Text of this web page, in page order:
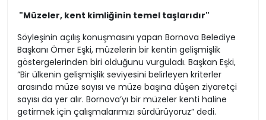
"Müzeler, kent kimliğinin temel taşlarıdır"
Söyleşinin açılış konuşmasını yapan Bornova Belediye
Başkanı Ömer Eşki, müzelerin bir kentin gelişmişlik
göstergelerinden biri olduğunu vurguladı. Başkan Eşki,
“Bir ülkenin gelişmişlik seviyesini belirleyen kriterler
arasında müze sayısı ve müze başına düşen ziyaretçi
sayısı da yer alır. Bornova’yı bir müzeler kenti haline
getirmek için çalışmalarımızı sürdürüyoruz” dedi.